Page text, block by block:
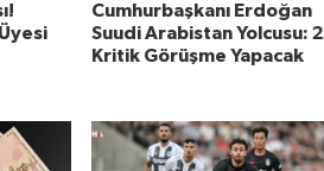
Cumhurbaşkanı Erdoğan
Suudi Arabistan Yolcusu: 2
Kritik Görüşme Yapacak